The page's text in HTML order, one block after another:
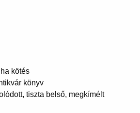
kötés
könyv
tiszta belső, megkímélt